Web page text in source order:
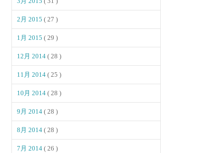
2月 2015( 27 )
1月 2015( 29 )
12月 2014( 28 )
11月 2014( 25 )
10月 2014( 28 )
9月 2014( 28 )
8月 2014( 28 )
7月 2014( 26 )